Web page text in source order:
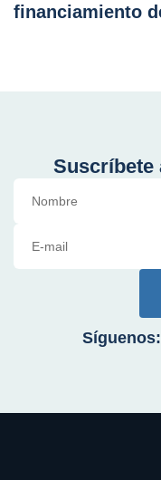
financiamiento
Suscríbete
Síguenos: